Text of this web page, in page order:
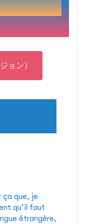
ョン）
ça que, je
qu’il faut
étrangère,